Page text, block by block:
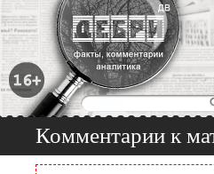
Комментарии к